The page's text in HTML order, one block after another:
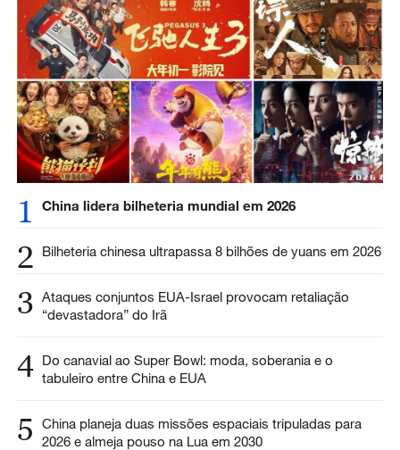
1 China lidera bilheteria mundial em 2026
2 Bilheteria chinesa ultrapassa 8 bilhões de yuans em 2026
3 Ataques conjuntos EUA-Israel provocam retaliação
“devastadora” do Irã
4 Do canavial ao Super Bowl: moda, soberania e o
tabuleiro entre China e EUA
5
China planeja duas missões espaciais tripuladas para
2026 e almeja pouso na Lua em 2030